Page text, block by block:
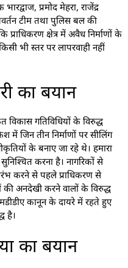
प्रमोद मेहरा, राजेंद्र
टीम तथा पुलिस बल की
प्राधिकरण क्षेत्र में अवैध निर्माणों के
भी स्तर पर लापरवाही नहीं
का बयान
विकास गतिविधियों के विरुद्ध
में जिन तीन निर्माणों पर सीलिंग
के बनाए जा रहे थे। हमारा
करना है। नागरिकों से
करने से पहले प्राधिकरण से
अनदेखी करने वालों के विरुद्ध
कानून के दायरे में रहते हुए
है।
का बयान